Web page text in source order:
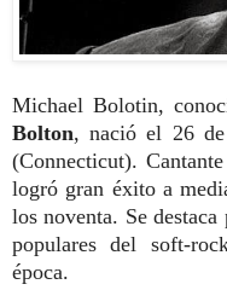
Michael Bolotin,
Bolton, nació el 26
(Connecticut).
logró gran éxito a
los noventa. Se
populares del soft-
época.